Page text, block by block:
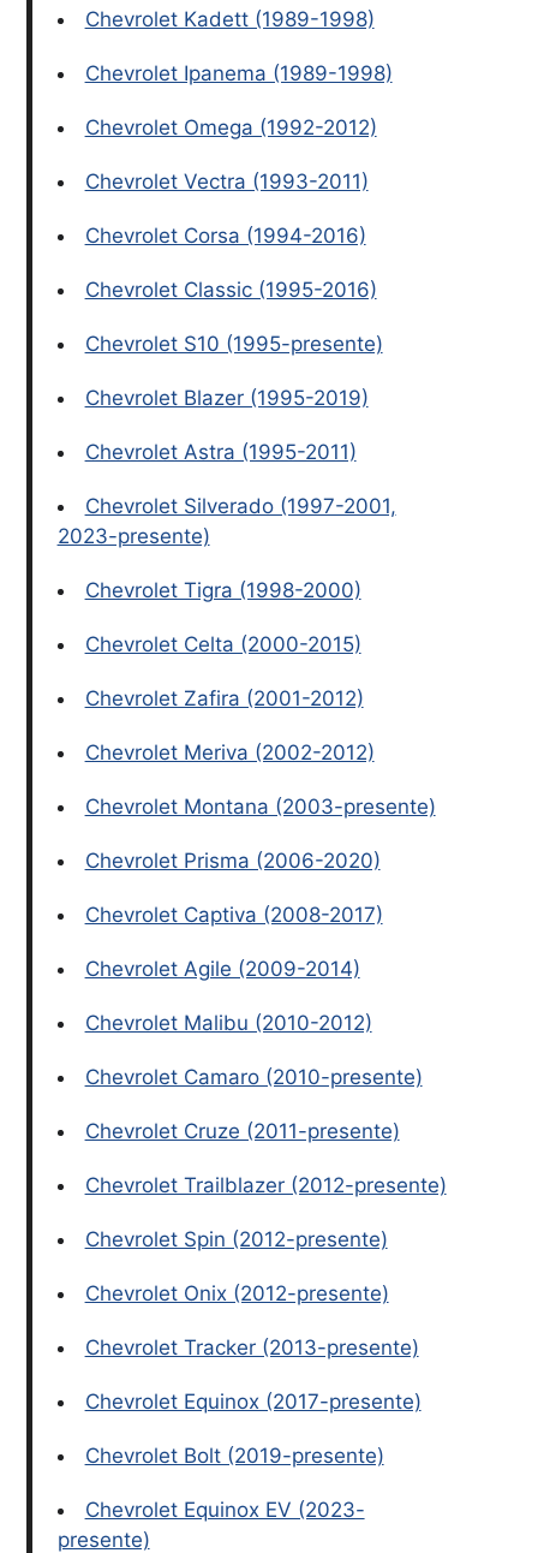
Chevrolet Kadett (1989-1998)
Chevrolet Ipanema (1989-1998)
Chevrolet Omega (1992-2012)
Chevrolet Vectra (1993-2011)
Chevrolet Corsa (1994-2016)
Chevrolet Classic (1995-2016)
Chevrolet S10 (1995-presente)
Chevrolet Blazer (1995-2019)
Chevrolet Astra (1995-2011)
Chevrolet Silverado (1997-2001,
2023-presente)
Chevrolet Tigra (1998-2000)
Chevrolet Celta (2000-2015)
Chevrolet Zafira (2001-2012)
Chevrolet Meriva (2002-2012)
Chevrolet Montana (2003-presente)
Chevrolet Prisma (2006-2020)
Chevrolet Captiva (2008-2017)
Chevrolet Agile (2009-2014)
Chevrolet Malibu (2010-2012)
Chevrolet Camaro (2010-presente)
Chevrolet Cruze (2011-presente)
Chevrolet Trailblazer (2012-presente)
Chevrolet Spin (2012-presente)
Chevrolet Onix (2012-presente)
Chevrolet Tracker (2013-presente)
Chevrolet Equinox (2017-presente)
Chevrolet Bolt (2019-presente)
Chevrolet Equinox EV (2023-
presente)